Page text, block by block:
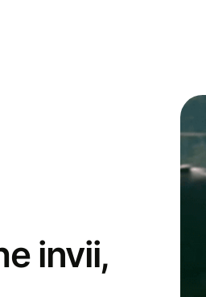
invii,